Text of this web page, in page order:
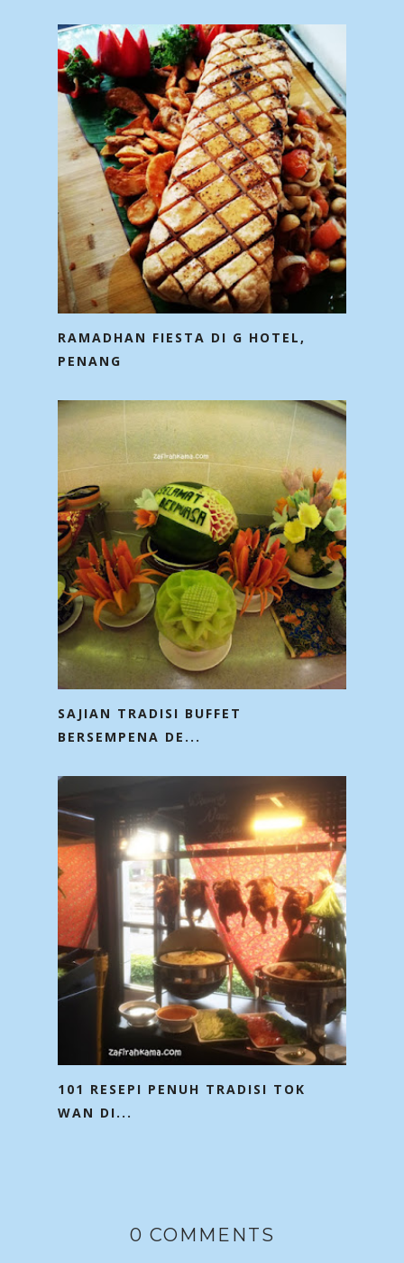
RAMADHAN FIESTA DI G HOTEL,
PENANG
SAJIAN TRADISI BUFFET
BERSEMPENA DE...
101 RESEPI PENUH TRADISI TOK
WAN DI...
0 COMMENTS